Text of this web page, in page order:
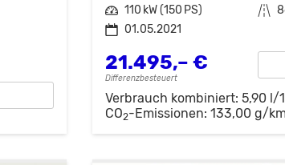
Leistung 110 kW (150 PS) Kilometerstand
01.05.2021
21.495,– €
Differenzbesteuert
Verbrauch kombiniert: 5,90 l/
CO2-Emissionen: 133,00 g/km